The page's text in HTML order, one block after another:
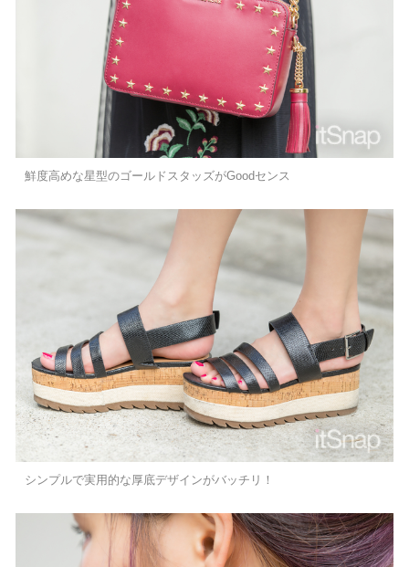
鮮度高めな星型のゴールドスタッズがGoodセンス
シンプルで実用的な厚底デザインがバッチリ！